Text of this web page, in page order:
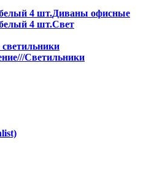
Диваны офисные
Свет
Светильники